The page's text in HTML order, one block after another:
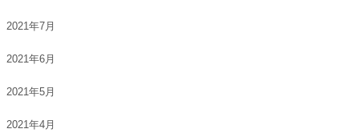
2021年7月
2021年6月
2021年5月
2021年4月